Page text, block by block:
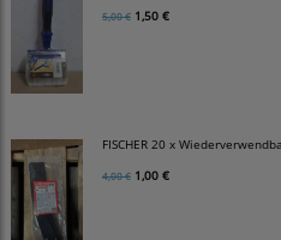
5,00 € 1,50 €
FISCHER 20 x
4,00 € 1,00 €